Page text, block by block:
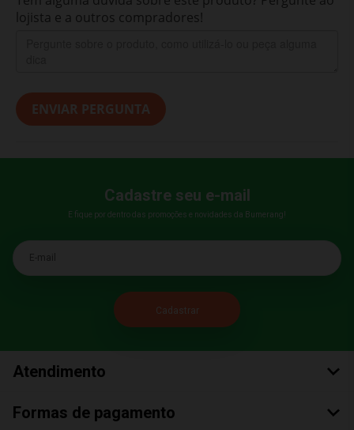
lojista e a outros compradores!
ENVIAR PERGUNTA
Cadastre seu e-mail
E fique por dentro das promoções e novidades da Bumerang!
E-mail
Atendimento
Formas de pagamento